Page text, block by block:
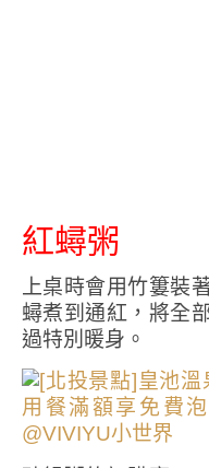
紅蟳粥
上桌時會用竹簍裝
蟳煮到通紅，將全
過特別暖身。